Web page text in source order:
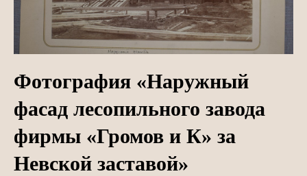
Фотография «Наружный
фасад лесопильного завода
фирмы «Громов и К» за
Невской заставой»